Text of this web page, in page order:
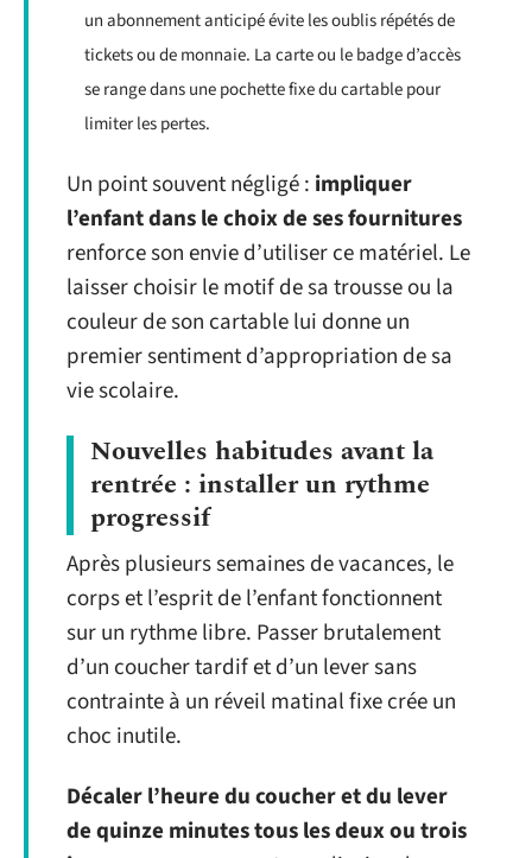
un abonnement anticipé évite les oublis répétés de
tickets ou de monnaie. La carte ou le badge d’accès
se range dans une pochette fixe du cartable pour
limiter les pertes.
Un point souvent négligé : impliquer
l’enfant dans le choix de ses fournitures
renforce son envie d’utiliser ce matériel. Le
laisser choisir le motif de sa trousse ou la
couleur de son cartable lui donne un
premier sentiment d’appropriation de sa
vie scolaire.
Nouvelles habitudes avant la
rentrée : installer un rythme
progressif
Après plusieurs semaines de vacances, le
corps et l’esprit de l’enfant fonctionnent
sur un rythme libre. Passer brutalement
d’un coucher tardif et d’un lever sans
contrainte à un réveil matinal fixe crée un
choc inutile.
Décaler l’heure du coucher et du lever
de quinze minutes tous les deux ou trois